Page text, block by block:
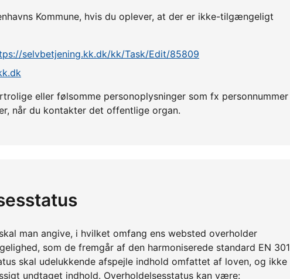
Kommune, hvis du oplever, at der er ikke-tilgængeligt
selvbetjening.kk.dk/kk/Task/Edit/85809
eller følsomme personoplysninger som fx personnummer
når du kontakter det offentlige organ.
man angive, i hvilket omfang ens websted overholder
som de fremgår af den harmoniserede standard EN 301
skal udelukkende afspejle indhold omfattet af loven, og ikke
undtaget indhold. Overholdelsesstatus kan være: